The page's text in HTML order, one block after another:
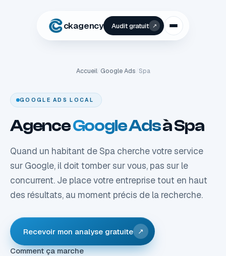
ckagency Audit gratuit ↗
Accueil/ Google Ads Spa
GOOGLE ADS LOCAL
AgenceGoogle Adsà Spa
Quand un habitant de Spa cherche votre service
sur Google, il doit tomber sur vous, pas sur le
concurrent. Je place votre entreprise tout en haut
des résultats, au moment précis de la recherche.
Recevoir mon analyse gratuite ↗
Comment ça marche